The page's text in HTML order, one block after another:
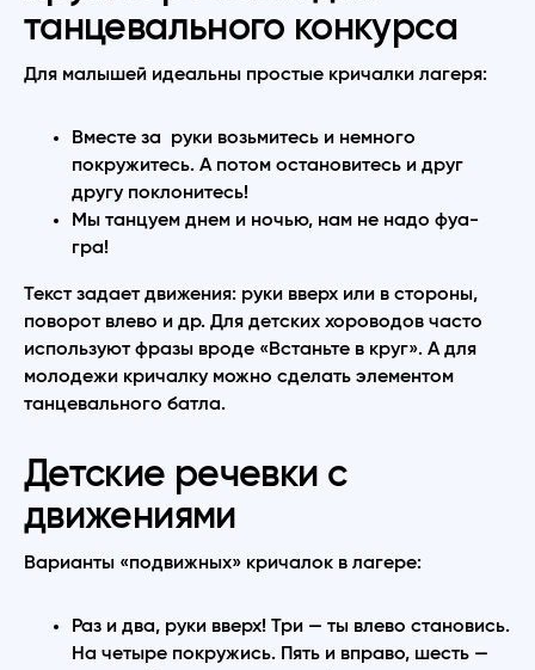
танцевального конкурса
Для малышей идеальны простые кричалки лагеря:
Вместе за руки возьмитесь и немного
покружитесь. А потом остановитесь и друг
другу поклонитесь!
Мы танцуем днем и ночью, нам не надо фуа-
гра!
Текст задает движения: руки вверх или в стороны,
поворот влево и др. Для детских хороводов часто
используют фразы вроде «Встаньте в круг». А для
молодежи кричалку можно сделать элементом
танцевального батла.
Детские речевки с
движениями
Варианты «подвижных» кричалок в лагере:
Раз и два, руки вверх! Три — ты влево становись.
На четыре покружись. Пять и вправо, шесть —